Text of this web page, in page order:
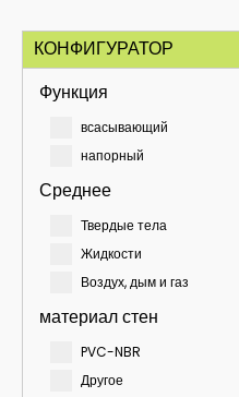
КОНФИГУРАТОР
Функция
всасывающий
напорный
Среднее
Твердые тела
Жидкости
Воздух, дым и газ
материал стен
PVC-NBR
Другое